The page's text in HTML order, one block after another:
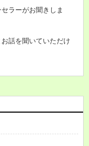
ラーがお聞きしま
を聞いていただけ